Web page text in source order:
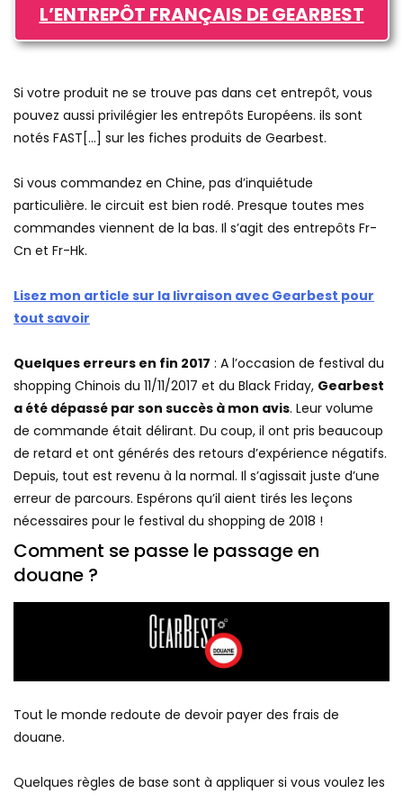
L’ENTREPÔT FRANÇAIS DE GEARBEST
Si votre produit ne se trouve pas dans cet entrepôt, vous
pouvez aussi privilégier les entrepôts Européens. ils sont
notés FAST[…] sur les fiches produits de Gearbest.
Si vous commandez en Chine, pas d’inquiétude
particulière. le circuit est bien rodé. Presque toutes mes
commandes viennent de la bas. Il s’agit des entrepôts Fr-
Cn et Fr-Hk.
Lisez mon article sur la livraison avec Gearbest pour
tout savoir
Quelques erreurs en fin 2017 : A l’occasion de festival du
shopping Chinois du 11/11/2017 et du Black Friday, Gearbest
a été dépassé par son succès à mon avis. Leur volume
de commande était délirant. Du coup, il ont pris beaucoup
de retard et ont générés des retours d’expérience négatifs.
Depuis, tout est revenu à la normal. Il s’agissait juste d’une
erreur de parcours. Espérons qu’il aient tirés les leçons
nécessaires pour le festival du shopping de 2018 !
Comment se passe le passage en
douane ?
Tout le monde redoute de devoir payer des frais de
douane.
Quelques règles de base sont à appliquer si vous voulez les